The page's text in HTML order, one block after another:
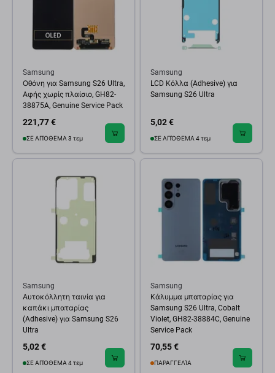
Samsung
Οθόνη για Samsung S26 Ultra,
Αφής χωρίς πλαίσιο, GH82-
38875A, Genuine Service Pack
221,77 €
ΣΕ ΑΠΌΘΕΜΑ 3 τεμ
Samsung
LCD Κόλλα (Adhesive) για
Samsung S26 Ultra
5,02 €
ΣΕ ΑΠΌΘΕΜΑ 4 τεμ
Samsung
Αυτοκόλλητη ταινία για
καπάκι μπαταρίας
(Adhesive) για Samsung S26
Ultra
5,02 €
ΣΕ ΑΠΌΘΕΜΑ 4 τεμ
Samsung
Κάλυμμα μπαταρίας για
Samsung S26 Ultra, Cobalt
Violet, GH82-38884C, Genuine
Service Pack
70,55 €
ΠΑΡΑΓΓΕΛΊΑ